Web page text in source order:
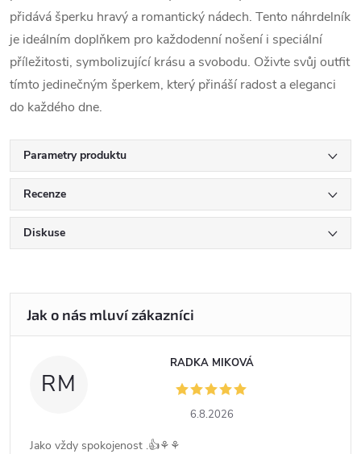
přidává šperku hravý a romantický nádech. Tento náhrdelník
je ideálním doplňkem pro každodenní nošení i speciální
příležitosti, symbolizující krásu a svobodu. Oživte svůj outfit
tímto jedinečným šperkem, který přináší radost a eleganci
do každého dne.
Parametry produktu
Recenze
Diskuse
RM
RADKA MIKOVÁ
6.8.2026
Jako vždy spokojenost .👍⚘️⚘️